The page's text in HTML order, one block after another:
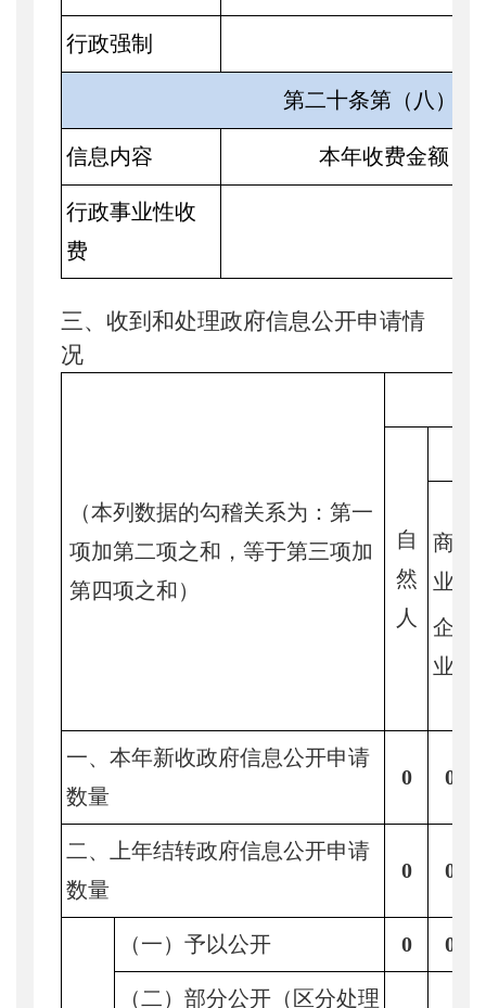
行政强制
第二十条第（八）项
信息内容 本年收费金额（
行政事业性收
费
三、收到和处理政府信息公开申请情
况
（本列数据的勾稽关系为：第一
项加第二项之和，等于第三项加
第四项之和）
自
然
人
商
业
企
业
一、本年新收政府信息公开申请
数量
0 0
二、上年结转政府信息公开申请
数量
0 0
（一）予以公开 0 0
（二）部分公开（区分处理